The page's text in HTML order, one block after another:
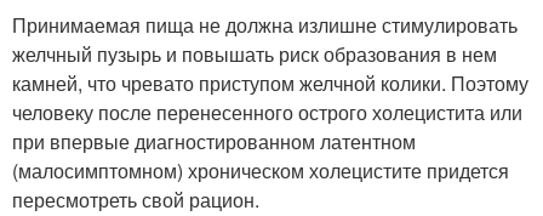
Принимаемая пища не должна излишне стимулировать
желчный пузырь и повышать риск образования в нем
камней, что чревато приступом желчной колики. Поэтому
человеку после перенесенного острого холецистита или
при впервые диагностированном латентном
(малосимптомном) хроническом холецистите придется
пересмотреть свой рацион.